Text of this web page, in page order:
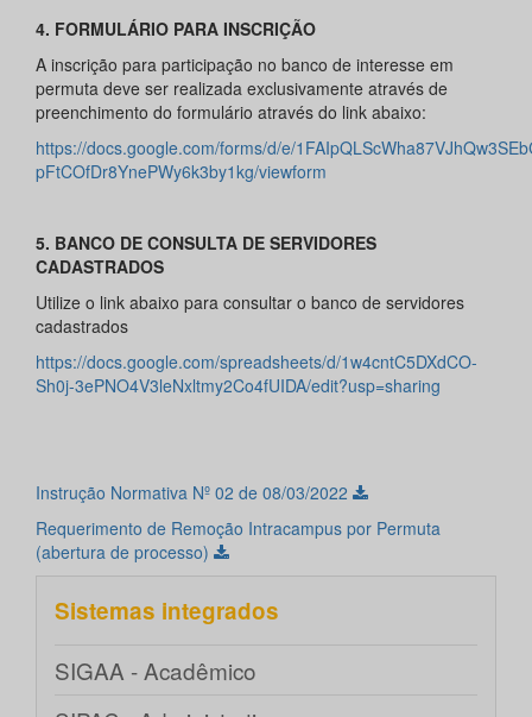
4. FORMULÁRIO PARA INSCRIÇÃO
A inscrição para participação no banco de interesse em
permuta deve ser realizada exclusivamente através de
preenchimento do formulário através do link abaixo:
https://docs.google.com/forms/d/e/
pFtCOfDr8YnePWy6k3by1kg/viewform
5. BANCO DE CONSULTA DE SERVIDORES
CADASTRADOS
Utilize o link abaixo para consultar o banco de servidores
cadastrados
https://docs.google.com/spreadsheets/d/1w4cntC5DXdCO-
Sh0j-3ePNO4V3leNxltmy2Co4fUIDA/edit?usp=sharing
Instrução Normativa Nº 02 de 08/03/2022
Requerimento de Remoção Intracampus por Permuta
(abertura de processo)
Sistemas integrados
SIGAA - Acadêmico